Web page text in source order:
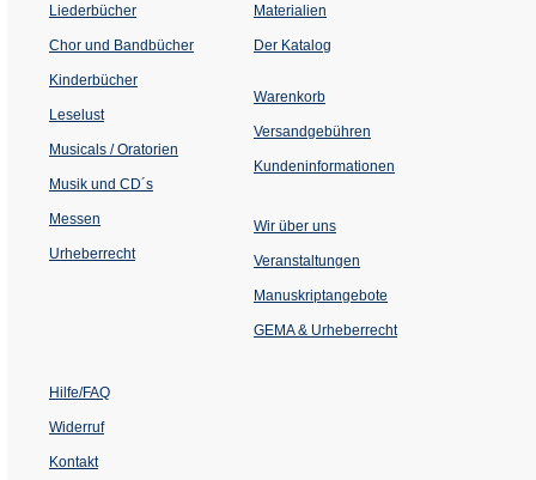
Liederbücher
Chor und Bandbücher
Kinderbücher
Leselust
Musicals / Oratorien
Musik und CD´s
Messen
Urheberrecht
Materialien
Der Katalog
Warenkorb
Versandgebühren
Kundeninformationen
Wir über uns
Veranstaltungen
einem
Tab)
Manuskriptangebote
GEMA & Urheberrecht
Hilfe/FAQ
Widerruf
Kontakt